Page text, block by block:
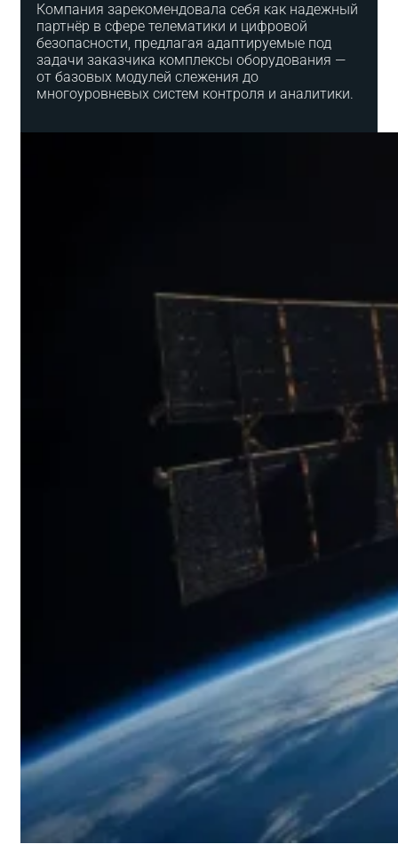
Компания зарекомендовала себя как надежный
партнёр в сфере телематики и цифровой
безопасности, предлагая адаптируемые под
задачи заказчика комплексы оборудования —
от базовых модулей слежения до
многоуровневых систем контроля и аналитики.